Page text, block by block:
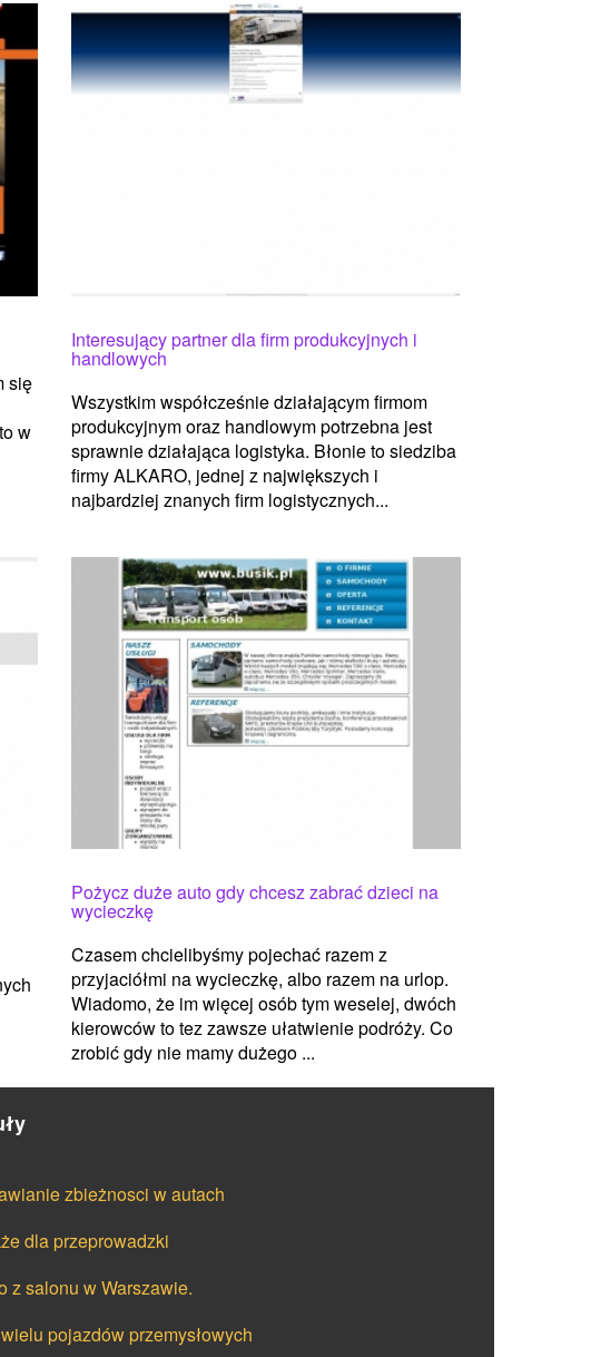
się
w
Interesujący partner dla firm produkcyjnych i
handlowych
Wszystkim współcześnie działającym firmom
produkcyjnym oraz handlowym potrzebna jest
sprawnie działająca logistyka. Błonie to siedziba
firmy ALKARO, jednej z największych i
najbardziej znanych firm logistycznych...
Pożycz duże auto gdy chcesz zabrać dzieci na
wycieczkę
Czasem chcielibyśmy pojechać razem z
przyjaciółmi na wycieczkę, albo razem na urlop.
Wiadomo, że im więcej osób tym weselej, dwóch
kierowców to tez zawsze ułatwienie podróży. Co
zrobić gdy nie mamy dużego ...
zbieżnosci w autach
dla przeprowadzki
z salonu w Warszawie.
pojazdów przemysłowych